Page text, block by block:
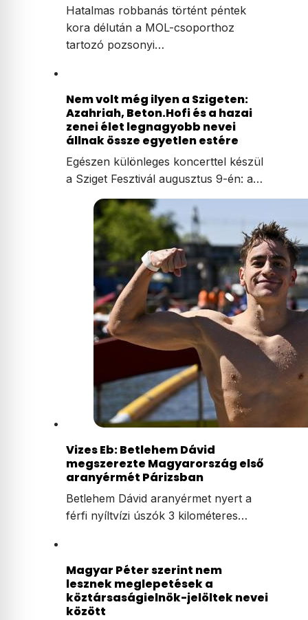
Hatalmas robbanás történt péntek
kora délután a MOL-csoporthoz
tartozó pozsonyi…
Nem volt még ilyen a Szigeten:
Azahriah, Beton.Hofi és a hazai
zenei élet legnagyobb nevei
állnak össze egyetlen estére
Egészen különleges koncerttel készül
a Sziget Fesztivál augusztus 9-én: a…
Vizes Eb: Betlehem Dávid
megszerezte Magyarország első
aranyérmét Párizsban
Betlehem Dávid aranyérmet nyert a
férfi nyíltvízi úszók 3 kilométeres…
Magyar Péter szerint nem
lesznek meglepetések a
köztársaságielnök-jelöltek nevei
között